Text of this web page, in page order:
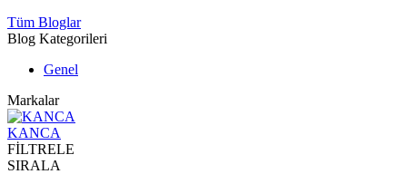
Tüm Bloglar
Blog Kategorileri
Genel
Markalar
KANCA
FİLTRELE
SIRALA